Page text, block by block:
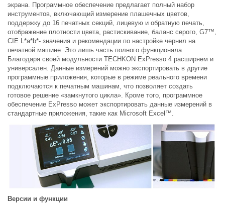
экрана. Программное обеспечение предлагает полный набор
инструментов, включающий измерение плашечных цветов,
поддержку до 16 печатных секций, лицевую и обратную печать,
отображение плотности цвета, растискивание, баланс серого, G7™,
CIE L*a*b*- значения и рекомендации по настройке чернил на
печатной машине. Это лишь часть полного функционала.
Благодаря своей модульности TECHKON ExPresso 4 расширяем и
универсален. Данные измерений можно экспортировать в другие
программные приложения, которые в режиме реального времени
подключаются к печатным машинам, что позволяет создать
готовое решение «замкнутого цикла». Кроме того, программное
обеспечение ExPresso может экспортировать данные измерений в
стандартные приложения, такие как Microsoft Excel™.
Версии и функции